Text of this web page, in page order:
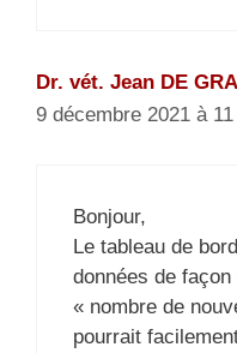
Dr. vét. Jean DE
9 décembre 2021 à
Bonjour,
Le tableau de
données de
« nombre de
pourrait